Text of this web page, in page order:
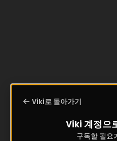
Viki로 돌아가기
Viki 계정으
구독할 필요